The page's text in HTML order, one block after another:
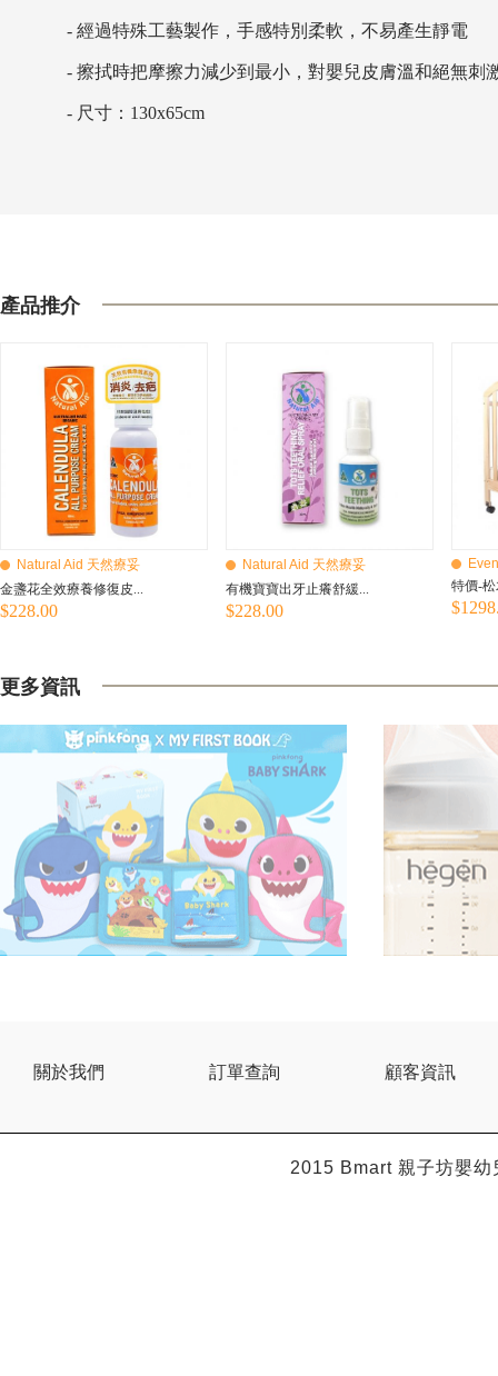
- 經過特殊工藝製作，手感特別柔軟，不易產生靜電
- 擦拭時把摩擦力減少到最小，對嬰兒皮膚溫和絕無刺
- 尺寸：130x65cm
產品推介
Natural Aid 天然療妥
金盞花全效療養修復皮...
$228.00
Natural Aid 天然療妥
有機寶寶出牙止癢舒緩...
$228.00
特價-
更多資訊
關於我們 訂單查詢 顧客資訊
2015 Bmart親子坊嬰幼